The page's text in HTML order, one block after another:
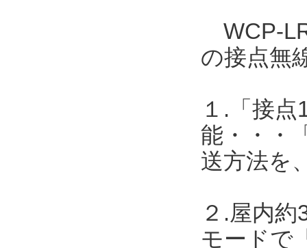
WCP-
の接点無
１.「接
能・・・
送方法を
２.屋内
モードで